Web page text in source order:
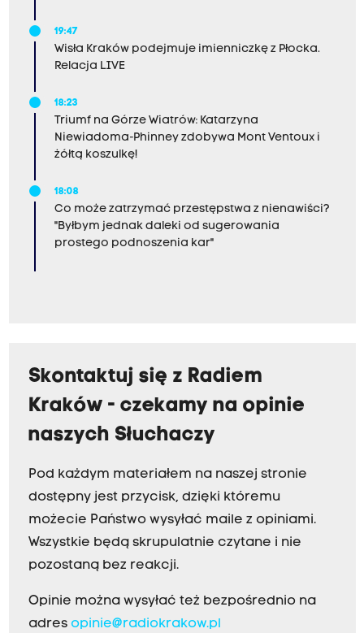
19:47
Wisła Kraków podejmuje imienniczkę z Płocka.
Relacja LIVE
18:23
Triumf na Górze Wiatrów: Katarzyna
Niewiadoma-Phinney zdobywa Mont Ventoux i
żółtą koszulkę!
18:08
Co może zatrzymać przestępstwa z nienawiści?
"Byłbym jednak daleki od sugerowania
prostego podnoszenia kar"
Skontaktuj się z Radiem
Kraków - czekamy na opinie
naszych Słuchaczy
Pod każdym materiałem na naszej stronie
dostępny jest przycisk, dzięki któremu
możecie Państwo wysyłać maile z opiniami.
Wszystkie będą skrupulatnie czytane i nie
pozostaną bez reakcji.
Opinie można wysyłać też bezpośrednio na
adres opinie@radiokrakow.pl